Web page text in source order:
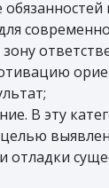
обязанностей
В эту
отладки